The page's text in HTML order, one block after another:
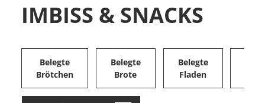
IMBISS & SNACKS
Belegte
Brötchen
Belegte
Brote
Belegte
Fladen